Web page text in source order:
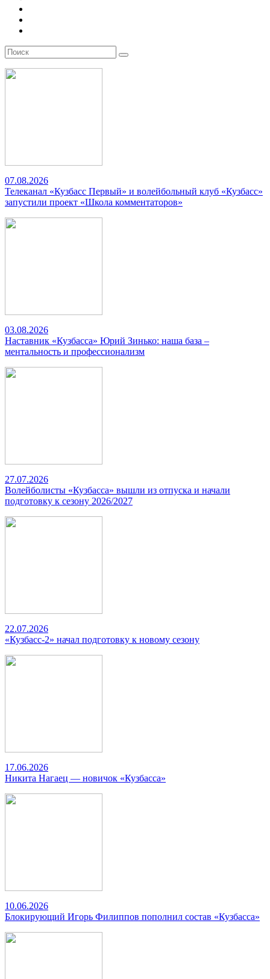
07.08.2026
Телеканал «Кузбасс Первый» и волейбольный клуб «Кузбасс»
запустили проект «Школа комментаторов»
03.08.2026
Наставник «Кузбасса» Юрий Зинько: наша база –
ментальность и профессионализм
27.07.2026
Волейболисты «Кузбасса» вышли из отпуска и начали
подготовку к сезону 2026/2027
22.07.2026
«Кузбасс-2» начал подготовку к новому сезону
17.06.2026
Никита Нагаец — новичок «Кузбасса»
10.06.2026
Блокирующий Игорь Филиппов пополнил состав «Кузбасса»